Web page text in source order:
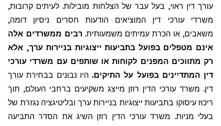
עורך דין ראוי, בעל עבר של הצלחות מובילות. לעיתים קרובות,
משרדי עורכי דין המוציאים הודעות חסרים ניסיון דומה,
משאבים, או הכרת עמיתים משמעותית. רבים ממשרדים אלה
אינם מטפלים בפועל בתביעות ייצוגיות בניירות ערך, אלא
רק מתווכים המפנים לקוחות או שותפים עם משרדי עורכי
דין המתדיינים בפועל על התיקים. היו נבונים בבחירת עורך
דין. משרד עורכי הדין רוזן מייצג משקיעים ברחבי העולם, תוך
ריכוז עיסוקו בתביעות ייצוגיות בניירות ערך ובליטיגציה נגזרת של
בעלי מניות. משרד עורכי הדין רוזן השיג את הסדר התביעה